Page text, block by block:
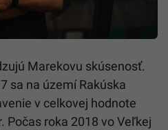
Marekovu skúsenosť.
sa na území Rakúska
v celkovej hodnote
Počas roka 2018 vo Veľkej